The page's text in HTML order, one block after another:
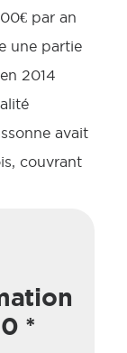
par an
une partie
2014
avait
couvrant
*